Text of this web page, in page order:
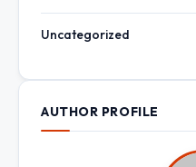
Uncategorized
AUTHOR PROFILE